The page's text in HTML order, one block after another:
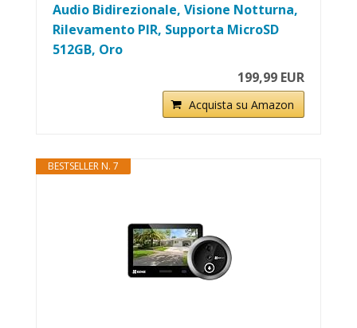
Audio Bidirezionale, Visione Notturna,
Rilevamento PIR, Supporta MicroSD
512GB, Oro
199,99 EUR
Acquista su Amazon
BESTSELLER N. 7